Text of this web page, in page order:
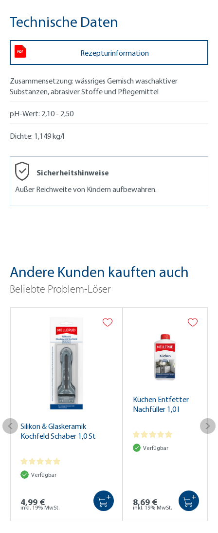
Technische Daten
Rezepturinformation
Zusammensetzung: wässriges Gemisch waschaktiver
Substanzen, abrasiver Stoffe und Pflegemittel
pH-Wert: 2,10 - 2,50
Dichte: 1,149 kg/l
Sicherheitshinweise
Außer Reichweite von Kindern aufbewahren.
Andere Kunden kauften auch
Beliebte Problem-Löser
Silikon & Glaskeramik
Kochfeld Schaber 1,0 St
Verfügbar
4,99 €
inkl. 19% MwSt.
+
Küchen Entfetter
Nachfüller 1,0 l
Verfügbar
8,69 €
inkl. 19% MwSt.
+